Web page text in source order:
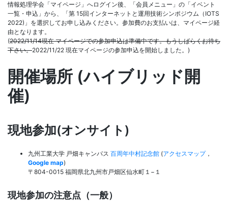
情報処理学会「マイページ」へログイン後、「会員メニュー」の「イベント
一覧・申込」から、「第 15回インターネットと運用技術シンポジウム（IOTS
2022)」を選択してお申し込みください。参加費のお支払いは、マイページ経
由となります。
(2022/11/14現在 マイページでの参加申込は準備中です。もうしばらくお待ち
下さい。2022/11/22 現在マイページの参加申込を開始しました。)
開催場所 (ハイブリッド開
催)
現地参加(オンサイト)
九州工業大学 戸畑キャンパス 百周年中村記念館 (アクセスマップ，
Google map)
〒804-0015 福岡県北九州市戸畑区仙水町１−１
現地参加の注意点（一般）